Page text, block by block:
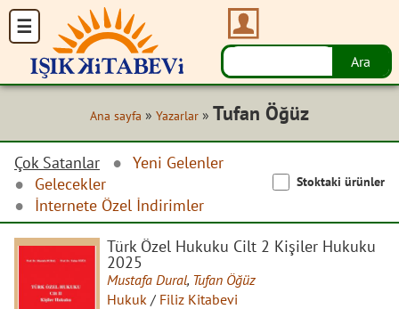
Ana sayfa » Yazarlar » Tufan Öğüz
Çok Satanlar
Yeni Gelenler
Gelecekler
İnternete Özel İndirimler
Stoktaki ürünler
Türk Özel Hukuku Cilt 2 Kişiler Hukuku
2025
Mustafa Dural, Tufan Öğüz
Hukuk / Filiz Kitabevi